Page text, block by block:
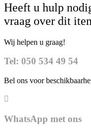
Heeft u hulp
vraag over dit
Wij helpen u graag!
Tel: 050 534 49 54
Bel ons voor
WhatsApp met ons